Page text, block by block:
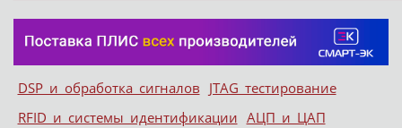
Меню
Skip to content
DSP и обработка сигналов JTAG тестирование
RFID и системы идентификации АЦП и ЦАП